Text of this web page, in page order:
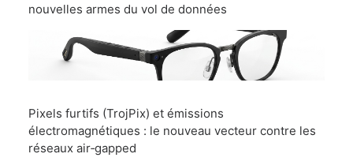
nouvelles armes du vol de données
Pixels furtifs (TrojPix) et émissions
électromagnétiques : le nouveau vecteur contre les
réseaux air‑gapped